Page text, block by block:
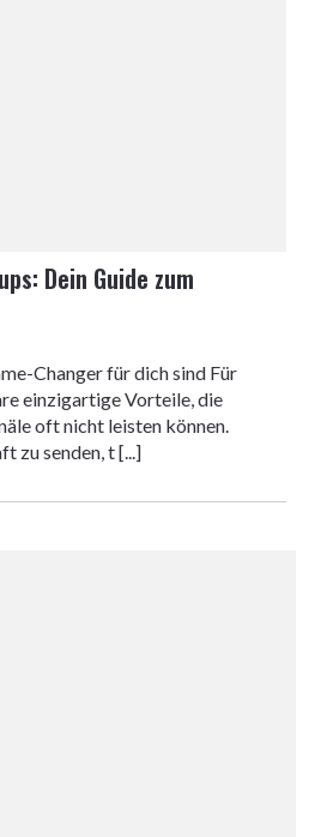
Dein Guide zum
Changer für dich sind Für
einzigartige Vorteile, die
oft nicht leisten können.
zu senden, t [...]